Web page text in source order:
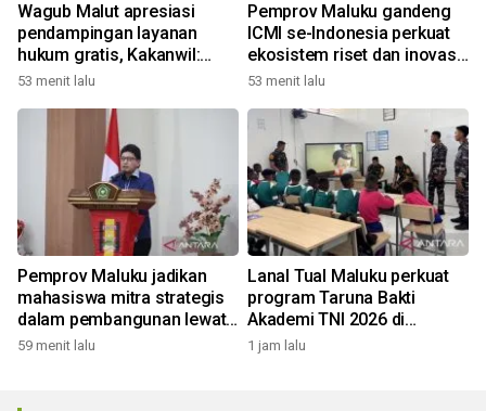
Wagub Malut apresiasi
pendampingan layanan
hukum gratis, Kakanwil:
Pencatatan Hak Cipta Musik
53 menit lalu
Pemprov Maluku gandeng
ICMI se-Indonesia perkuat
ekosistem riset dan inovasi
daerah
53 menit lalu
Pemprov Maluku jadikan
mahasiswa mitra strategis
dalam pembangunan lewat
gagasan konstruktif
59 menit lalu
Lanal Tual Maluku perkuat
program Taruna Bakti
Akademi TNI 2026 di
Sekolah Rakyat
1 jam lalu